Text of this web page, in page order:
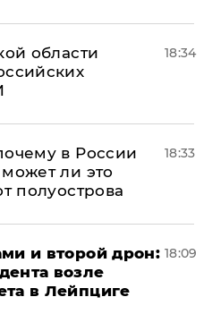
области
18:34
в России
ли это
полуострова
18:33
и второй дрон:
возле
в Лейпциге
18:09